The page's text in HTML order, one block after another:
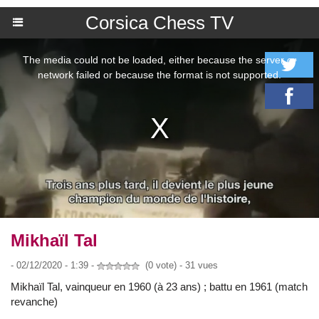
Corsica Chess TV
Mikhaïl Tal
- 02/12/2020 - 1:39 - (0 vote) - 31 vues
Mikhaïl Tal, vainqueur en 1960 (à 23 ans) ; battu en 1961 (match
revanche)